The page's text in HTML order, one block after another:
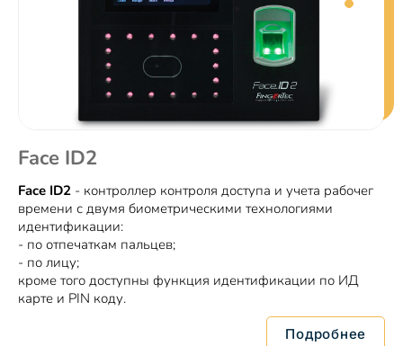
Face ID2
Face ID2 - контроллер контроля доступа и учета рабочег
времени с двумя биометрическими технологиями
идентификации:
- по отпечаткам пальцев;
- по лицу;
кроме того доступны функция идентификации по ИД
карте и PIN коду.
Подробнее